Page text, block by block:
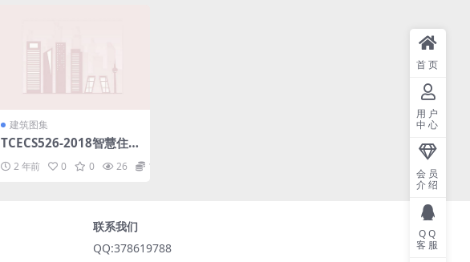
建筑图集
TCECS526-2018智慧住区
2 年前 0 0 26 1.98
联系我们
QQ:378619788
首页
用户
中心
会员
介绍
QQ
客服